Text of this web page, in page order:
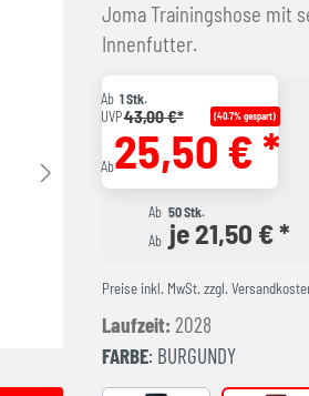
Joma Trainingshose mit
Innenfutter.
Ab 1 Stk.
UVP43,00 €* (40.7% gespart)
Ab25,50 € *
Ab 50 Stk.
Ab je 21,50 € *
Preise inkl. MwSt. zzgl.
Laufzeit: 2028
FARBE: BURGUNDY